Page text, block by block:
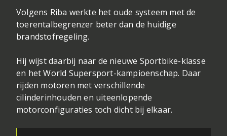
Volgens Riba werkte het oude systeem met de
toerentalbegrenzer beter dan de huidige
brandstofregeling.
Hij wijst daarbij naar de nieuwe Sportbike-klasse
en het World Supersport-kampioenschap. Daar
rijden motoren met verschillende
cilinderinhouden en uiteenlopende
motorconfiguraties toch dicht bij elkaar.